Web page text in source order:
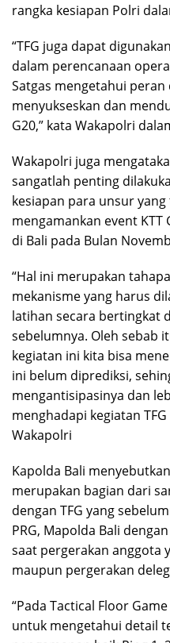
rangka kesiapan Polri
“TFG juga dapat
dalam perencanaan
Satgas mengetahui
menyukseskan dan
G20,” kata Wakapolri
Wakapolri juga
sangatlah penting
kesiapan para unsur
mengamankan event KTT
di Bali pada Bulan
“Hal ini merupakan
mekanisme yang harus
latihan secara bertingkat
sebelumnya. Oleh sebab
kegiatan ini kita bisa
ini belum diprediksi,
mengantisipasinya dan
menghadapi kegiatan
Wakapolri
Kapolda Bali
merupakan bagian dari
dengan TFG yang
PRG, Mapolda Bali
saat pergerakan anggota
maupun pergerakan
“Pada Tactical Floor
untuk mengetahui detail